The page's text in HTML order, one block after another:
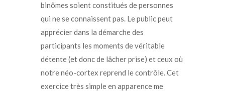
binômes soient constitués de personnes
qui ne se connaissent pas. Le public peut
apprécier dans la démarche des
participants les moments de véritable
détente (et donc de lâcher prise) et ceux où
notre néo-cortex reprend le contrôle. Cet
exercice très simple en apparence me